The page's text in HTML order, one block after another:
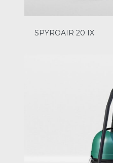
SPYROAIR 20 IX